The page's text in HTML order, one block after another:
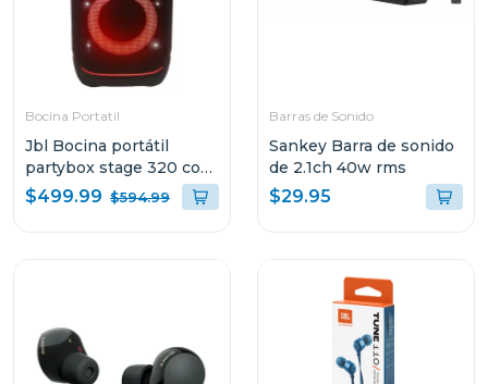
Bocina Portatil
Jbl Bocina portátil
partybox stage 320 con
bateria recargable
$499.99 $594.99
Barras de Sonido
Sankey Barra de sonido
de 2.1ch 40w rms
$29.95